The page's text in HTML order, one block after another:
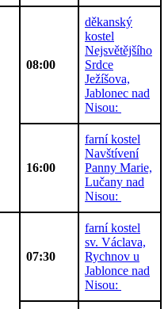
08:00
děkanský
kostel
Nejsvětějšího
Srdce
Ježíšova,
Jablonec nad
Nisou:
16:00
farní kostel
Navštívení
Panny Marie,
Lučany nad
Nisou:
07:30
farní kostel
sv. Václava,
Rychnov u
Jablonce nad
Nisou: